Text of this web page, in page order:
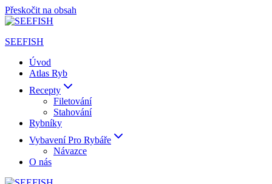
Přeskočit na obsah
SEEFISH
Úvod
Atlas Ryb
Recepty
Filetování
Stahování
Rybníky
Vybavení Pro Rybáře
Návazce
O nás